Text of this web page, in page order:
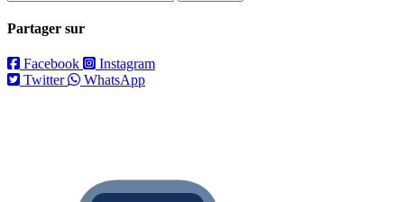
Partager sur
Facebook
Instagram
Twitter
WhatsApp